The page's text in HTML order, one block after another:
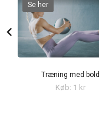
chevron_left
Se her
Træning med bold
Køb: 1 kr